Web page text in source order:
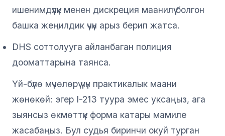
ишенимдүүлүк менен дискреция маанилүү болгон
башка жеңилдик үчүн арыз берип жатса.
DHS соттолууга айланбаган полиция
дооматтарына таянса.
Үй-бүлө мүчөлөрү үчүн практикалык маани
жөнөкөй: эгер I-213 туура эмес уксаңыз, ага
зыянсыз өкмөттүк форма катары мамиле
жасабаңыз. Бул судья биринчи окуй турган